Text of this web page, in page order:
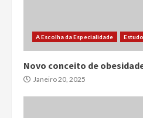
A Escolha da Especialidade
Novo conceito de
Janeiro 20, 2025